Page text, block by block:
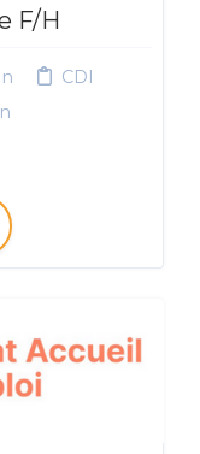
F/H
CDI